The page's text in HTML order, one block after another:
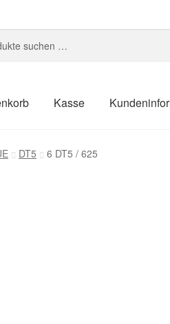
Kasse
Kundeninformationen
DT5 6 DT5 / 625